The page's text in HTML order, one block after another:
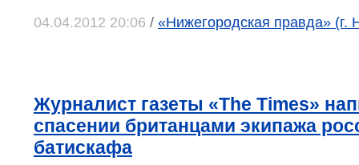
04.04.2012 20:06 / «Нижегородская правда» (г.
Журналист газеты «The Times»
спасении британцами экипажа
батискафа